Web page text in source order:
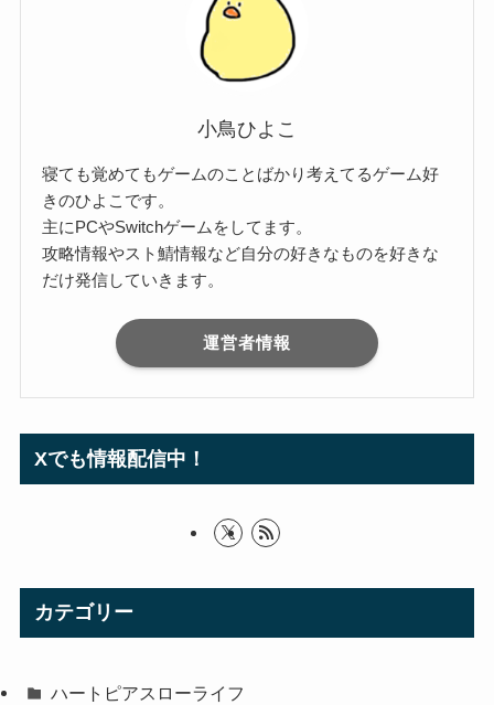
小鳥ひよこ
寝ても覚めてもゲームのことばかり考えてるゲーム好
きのひよこです。
主にPCやSwitchゲームをしてます。
攻略情報やスト鯖情報など自分の好きなものを好きな
だけ発信していきます。
運営者情報
Xでも情報配信中！
カテゴリー
ハートピアスローライフ